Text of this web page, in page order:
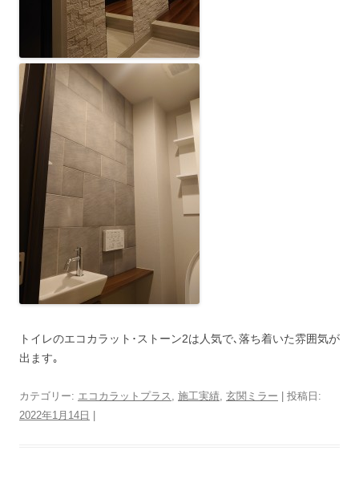
トイレのエコカラット･ストーン2は人気で､落ち着いた雰囲気が
出ます｡
カテゴリー: エコカラットプラス , 施工実績, 玄関ミラー | 投稿日:
2022年1月14日